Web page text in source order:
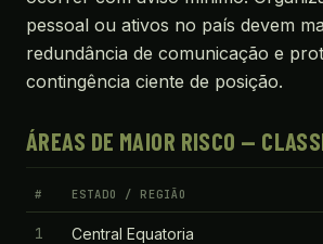
pessoal ou ativos no país devem
redundância de comunicação e
contingência ciente de posição.
ÁREAS DE MAIOR RISCO —
# ESTADO / REGIÃO
1 Central Equatoria